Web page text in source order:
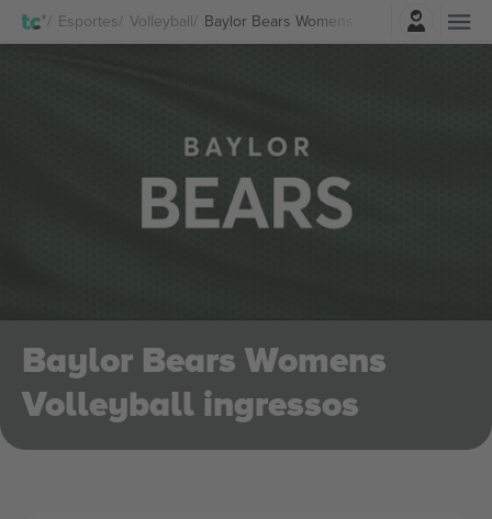
Esportes Volleyball Baylor Bears Womens Volleyball Ingressos
Entrar
Baylor Bears Womens
Volleyball ingressos